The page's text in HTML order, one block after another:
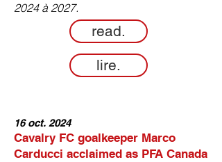
2024 à 2027.
read.
lire.
16 oct. 2024
Cavalry FC goalkeeper Marco
Carducci acclaimed as PFA Canada